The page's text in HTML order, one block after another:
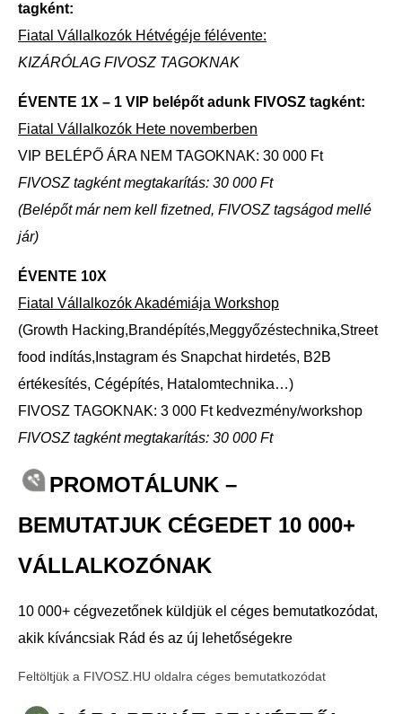
tagként:
Fiatal Vállalkozók Hétvégéje félévente:
KIZÁRÓLAG FIVOSZ TAGOKNAK
ÉVENTE 1X – 1 VIP belépőt adunk FIVOSZ tagként:
Fiatal Vállalkozók Hete novemberben
VIP BELÉPŐ ÁRA NEM TAGOKNAK: 30 000 Ft
FIVOSZ tagként megtakarítás: 30 000 Ft
(Belépőt már nem kell fizetned, FIVOSZ tagságod mellé
jár)
ÉVENTE 10X
Fiatal Vállalkozók Akadémiája Workshop
(Growth Hacking,Brandépítés,Meggyőzéstechnika,Street
food indítás,Instagram és Snapchat hirdetés, B2B
értékesítés, Cégépítés, Hatalomtechnika…)
FIVOSZ TAGOKNAK: 3 000 Ft kedvezmény/workshop
FIVOSZ tagként megtakarítás: 30 000 Ft
PROMOTÁLUNK –
BEMUTATJUK CÉGEDET 10 000+
VÁLLALKOZÓNAK
10 000+ cégvezetőnek küldjük el céges bemutatkozódat,
akik kíváncsiak Rád és az új lehetőségekre
Feltöltjük a FIVOSZ.HU oldalra céges bemutatkozódat